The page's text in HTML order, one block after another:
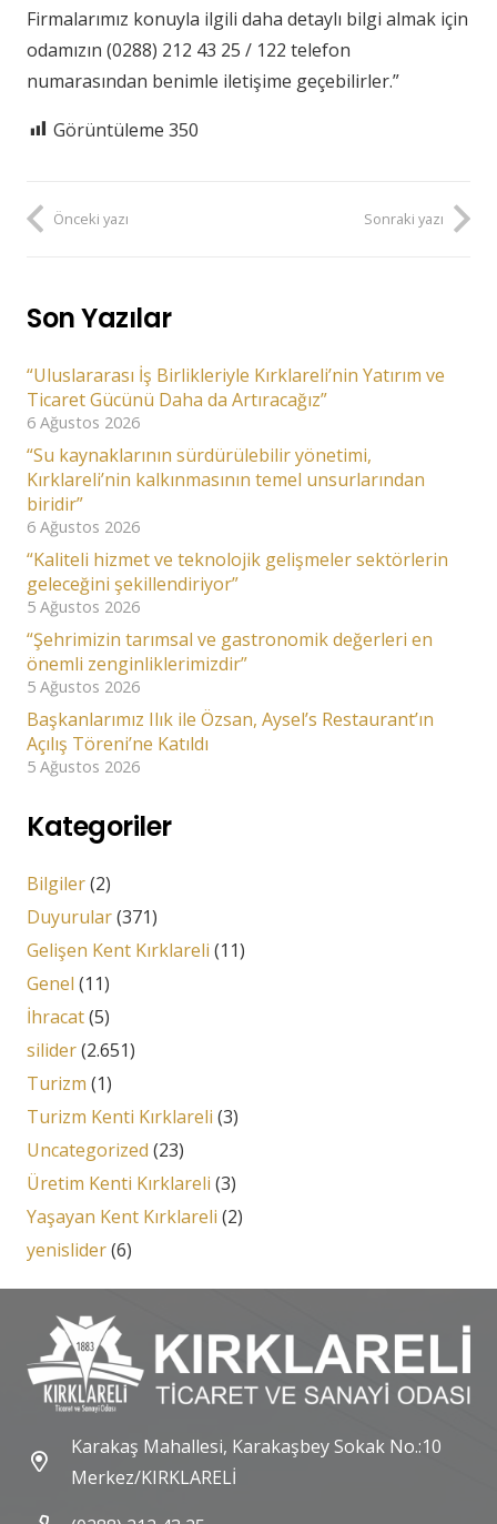
Firmalarımız konuyla ilgili daha detaylı bilgi almak için
odamızın (0288) 212 43 25 / 122 telefon
numarasından benimle iletişime geçebilirler.”
Görüntüleme 350
Önceki yazı Sonraki yazı
Son Yazılar
“Uluslararası İş Birlikleriyle Kırklareli’nin Yatırım ve
Ticaret Gücünü Daha da Artıracağız”
6 Ağustos 2026
“Su kaynaklarının sürdürülebilir yönetimi,
Kırklareli’nin kalkınmasının temel unsurlarından
biridir”
6 Ağustos 2026
“Kaliteli hizmet ve teknolojik gelişmeler sektörlerin
geleceğini şekillendiriyor”
5 Ağustos 2026
“Şehrimizin tarımsal ve gastronomik değerleri en
önemli zenginliklerimizdir”
5 Ağustos 2026
Başkanlarımız Ilık ile Özsan, Aysel’s Restaurant’ın
Açılış Töreni’ne Katıldı
5 Ağustos 2026
Kategoriler
Bilgiler(2)
Duyurular(371)
Gelişen Kent Kırklareli (11)
Genel (11)
İhracat(5)
silider(2.651)
Turizm (1)
Turizm Kenti Kırklareli (3)
Uncategorized (23)
Üretim Kenti Kırklareli (3)
Yaşayan Kent Kırklareli (2)
yenislider(6)
Karakaş Mahallesi, Karakaşbey Sokak No.:10
Merkez/KIRKLARELİ